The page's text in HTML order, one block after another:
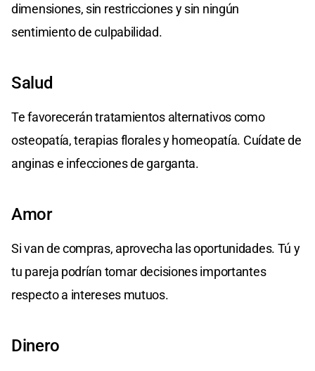
dimensiones, sin restricciones y sin ningún
sentimiento de culpabilidad.
Salud
Te favorecerán tratamientos alternativos como
osteopatía, terapias florales y homeopatía. Cuídate de
anginas e infecciones de garganta.
Amor
Si van de compras, aprovecha las oportunidades. Tú y
tu pareja podrían tomar decisiones importantes
respecto a intereses mutuos.
Dinero